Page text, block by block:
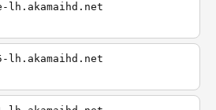
lh.akamaihd.net